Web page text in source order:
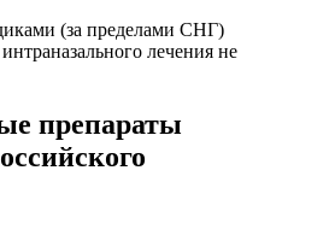
(за пределами СНГ)
лечения не
препараты